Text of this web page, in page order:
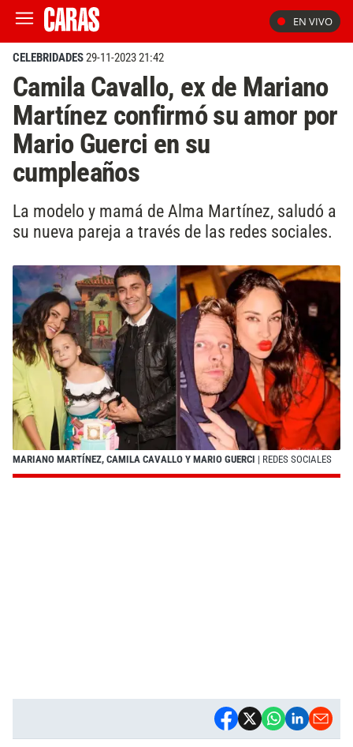
EN VIVO
CELEBRIDADES29-11-2023 21:42
Camila Cavallo, ex de Mariano
Martínez confirmó su amor por
Mario Guerci en su
cumpleaños
La modelo y mamá de Alma Martínez, saludó a
su nueva pareja a través de las redes sociales.
MARIANO MARTÍNEZ, CAMILA CAVALLO Y MARIO GUERCI | REDES SOCIALES